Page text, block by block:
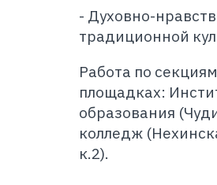
- Духовно-
традиционной
Работа по
площадках:
образования
колледж
к.2).